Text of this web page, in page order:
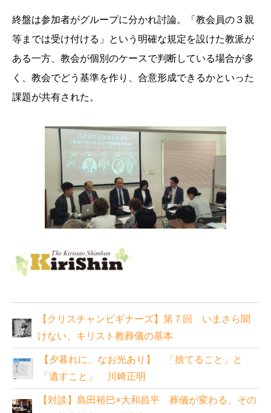
終盤は参加者がグループに分かれ討論。「教会員の３親
等までは受け付ける」という明確な規定を設けた教派が
ある一方、教会が個別のケースで判断している場合が多
く、教会でどう基準を作り、合意形成できるかといった
課題が共有された。
【クリスチャンビギナーズ】第７回 いまさら聞
けない、キリスト教葬儀の基本
【夕暮れに、なお光あり】 「捨てること」と
「遺すこと」 川﨑正明
【対談】島田裕巳×大和昌平 葬儀が変わる、その